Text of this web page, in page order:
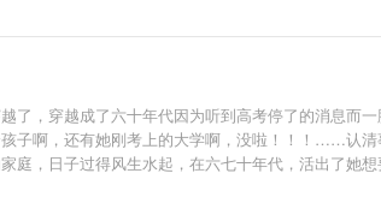
黎月：诶？你们不是因为强行结契而恨我吗？都要
了，穿越成了六十年代因为听到高考停了的消息
啊，还有她刚考上的大学啊，没啦！！！……认
庭，日子过得风生水起，在六七十年代，活出了她